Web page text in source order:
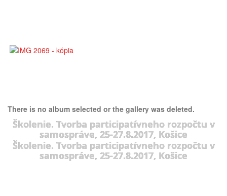
There is no album selected or the gallery was deleted.
Školenie. Tvorba participatívneho rozpočtu v
samospráve, 25-27.8.2017, Košice
Školenie. Tvorba participatívneho rozpočtu v
samospráve, 25-27.8.2017, Košice